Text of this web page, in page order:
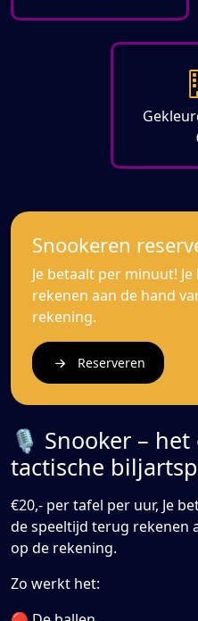
🎙️ Snooker – het
tactische
€20,- per tafel per uur, Je
de speeltijd terug rekenen
op de rekening.
Zo werkt het:
Snookeren
Je betaalt per minuut!
rekenen aan de hand
rekening.
Reserveren